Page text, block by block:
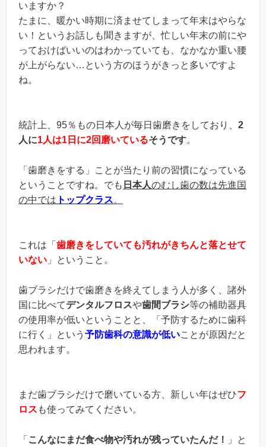
いますか？
たまに、暖かい時期に済ませてしまって年末はやらな
い！というお話しも聞きますが、忙しい年末の前にや
っておけばいいのはわかっていても、なかなか重い腰
が上がらない…という方のほうがきっと多いですよ
ね。
統計上、95％もの日本人が毎日歯磨きをしており、 2
人に1人は1日に2回磨いているそうです。
「歯磨きをする」ことが当たり前の習慣になっている
ということですね。でも 日本人のむし歯の数は先進国
の中では トップクラス。
これは「 歯磨きをしていても汚れがきちんと落とせて
いない 」ということ。
歯ブラシだけで歯磨きを終えてしまう人が多く、諸外
国に比べてデンタルフロスや歯間ブラシ等の補助器具
の使用率が低いということと、「予防するために歯科
に行く」という 予防歯科の意識が低いことが原因だと
思われます。
まだ歯ブラシだけで磨いている方、新しい年はぜひフ
ロス も使ってみてください。
「 こんなにまだ食べ物や汚れが残っていたんだ！
」と